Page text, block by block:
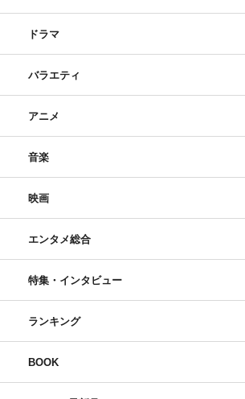
ドラマ
バラエティ
アニメ
音楽
映画
エンタメ総合
特集・インタビュー
ランキング
BOOK